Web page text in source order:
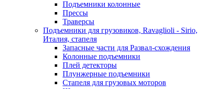
Подъемники колонные
Прессы
Траверсы
Подъемники для грузовиков, Ravaglioli - Sirio,
Италия, стапеля
Запасные части для Развал-схождения
Колонные подъемники
Плей детекторы
Плунжерные подъемники
Стапеля для грузовых моторов